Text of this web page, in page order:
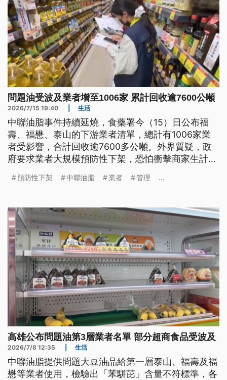
問題油受波及業者增至1006家 累計回收逾7600公噸
2026/7/15 19:40 生活
中聯油脂事件持續延燒，食藥署今（15）日公布福
壽、福懋、泰山的下游業者清單，總計有1006家業
者受影響，合計回收逾7600多公噸。外界質疑，政
府要求業者大規模預防性下架，恐怕衝擊商家生計，
在於保障食品安全，並不代表所有產品都有安全疑
進。衛福部次長林靜儀今日表示，推測黃豆與製程都
有問題，但也指出若業者品管得宜仍可降低。
預防性下架 中聯油脂 業者 管理 ...
高雄公布問題油第3層業者名單 部分超商食品受波及
2026/7/8 12:35 生活
中聯油脂提供問題大豆油品給第一層泰山、福壽及福
懋等業者使用，檢驗出「苯駢芘」含量不符標準，各